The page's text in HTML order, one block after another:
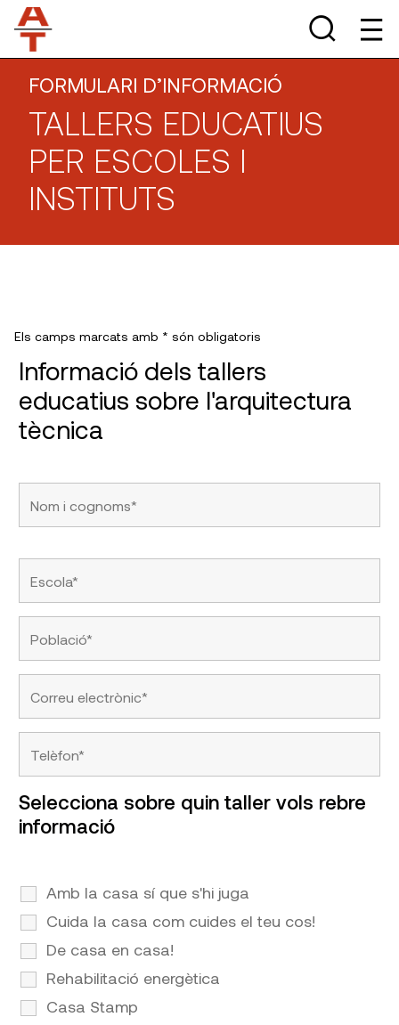
FORMULARI D’INFORMACIÓ
TALLERS EDUCATIUS
PER ESCOLES I
INSTITUTS
Els camps marcats amb * són obligatoris
Informació dels tallers
educatius sobre l'arquitectura
tècnica
Selecciona sobre quin taller vols rebre
informació
Amb la casa sí que s'hi juga
Cuida la casa com cuides el teu cos!
De casa en casa!
Rehabilitació energètica
Casa Stamp